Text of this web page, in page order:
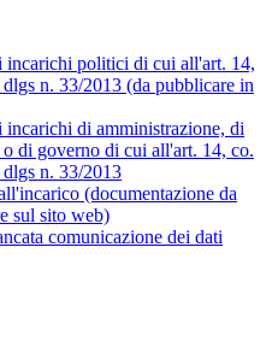
incarichi politici di cui all'art. 14,
n. 33/2013 (da pubblicare in
incarichi di amministrazione, di
di governo di cui all'art. 14, co.
n. 33/2013
(documentazione da
sul sito web)
comunicazione dei dati